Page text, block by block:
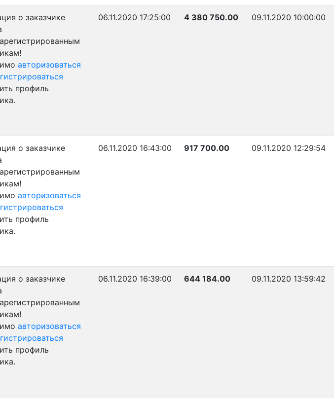
о заказчике
авторизоваться
профиль
06.11.2020 17:25:00 4 380 750.00 09.11.2020 10:00:00
о заказчике
авторизоваться
профиль
06.11.2020 16:43:00 917 700.00 09.11.2020 12:29:54
о заказчике
авторизоваться
профиль
06.11.2020 16:39:00 644 184.00 09.11.2020 13:59:42